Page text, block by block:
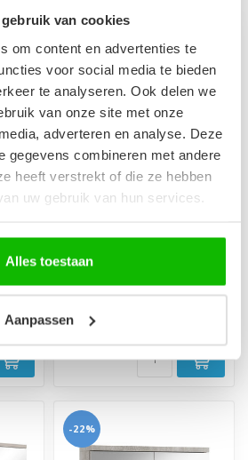
van cookies
om content en advertenties te
voor social media te bieden
te analyseren. Ook delen we
van onze site met onze
adverteren en analyse. Deze
gegevens combineren met andere
heeft verstrekt of die ze hebben
uw gebruik van hun services.
Alles toestaan
Aanpassen
3
en 4
14 x 60 cm - wit
Brede spiegelkast met 3
soft-close draaideuren en 4
glazen legplanken. Wit
hoogg...
Op voorraad
-22%